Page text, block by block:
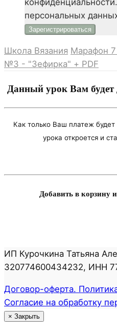
персональных
Школа Вязания Марафон
№3 - "Зефирка" + PDF
Данный урок Вам будет
Как только Ваш платеж
урока откроется и
Добавить в корзину
ИП Курочкина Татьяна
320774600434232, ИНН
Договор-оферта.
Согласие на обработку
× Закрыть